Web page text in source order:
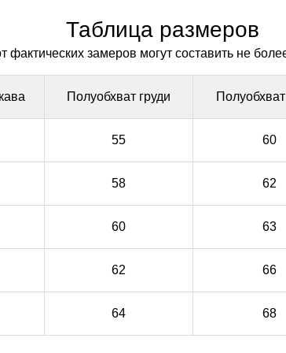
Таблица размеров
фактических замеров могут составить не
Полуобхват груди
55 60
58 62
60 63
62 66
64 68